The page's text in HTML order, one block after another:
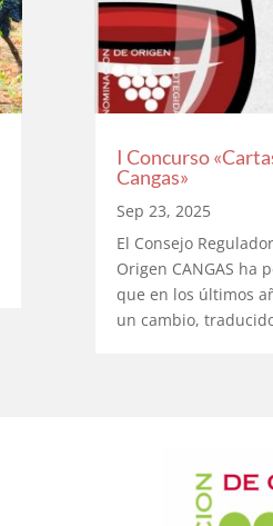
I Concurso
Cangas»
Sep 23, 2025
El Consejo
Origen CANGAS ha
que en los últimos
un cambio,